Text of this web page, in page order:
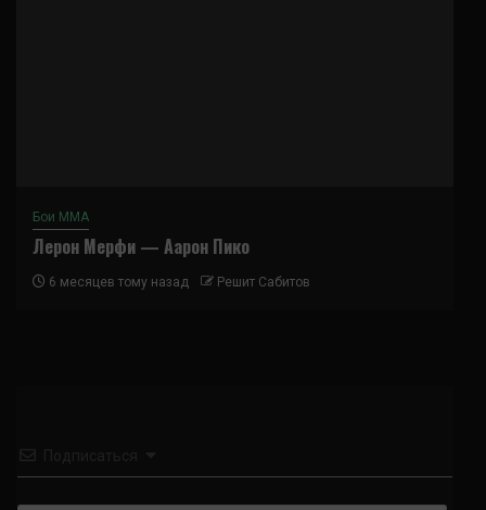
Бои ММА
Лерон Мерфи — Аарон Пико
6 месяцев тому назад Решит Сабитов